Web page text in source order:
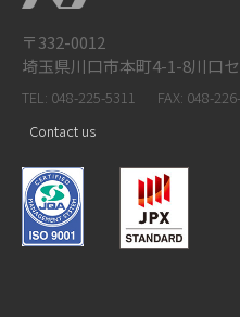
〒332-0012
埼玉県川口市本町4-1-8川口
TEL: 048-225-5311
FAX: 048-
Contact us